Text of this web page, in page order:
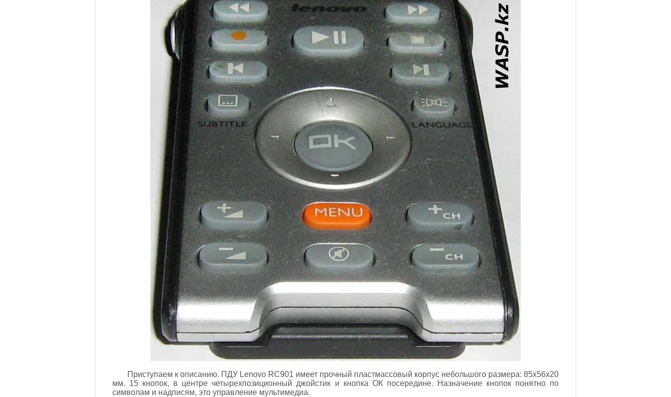
Приступаем к описанию. ПДУ Lenovo RC901 имеет прочный пластмассовый корпус небольшого размера: 85х56х20
мм. 15 кнопок, в центре четырехпозиционный джойстик и кнопка ОК посередине. Назначение кнопок понятно по
символам и надписям, это управление мультимедиа.